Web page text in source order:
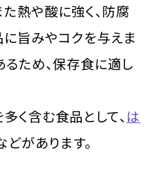
た熱や酸に強く、防腐
に旨みやコクを与えま
るため、保存食に適し
く含む食品として、 は
があります。